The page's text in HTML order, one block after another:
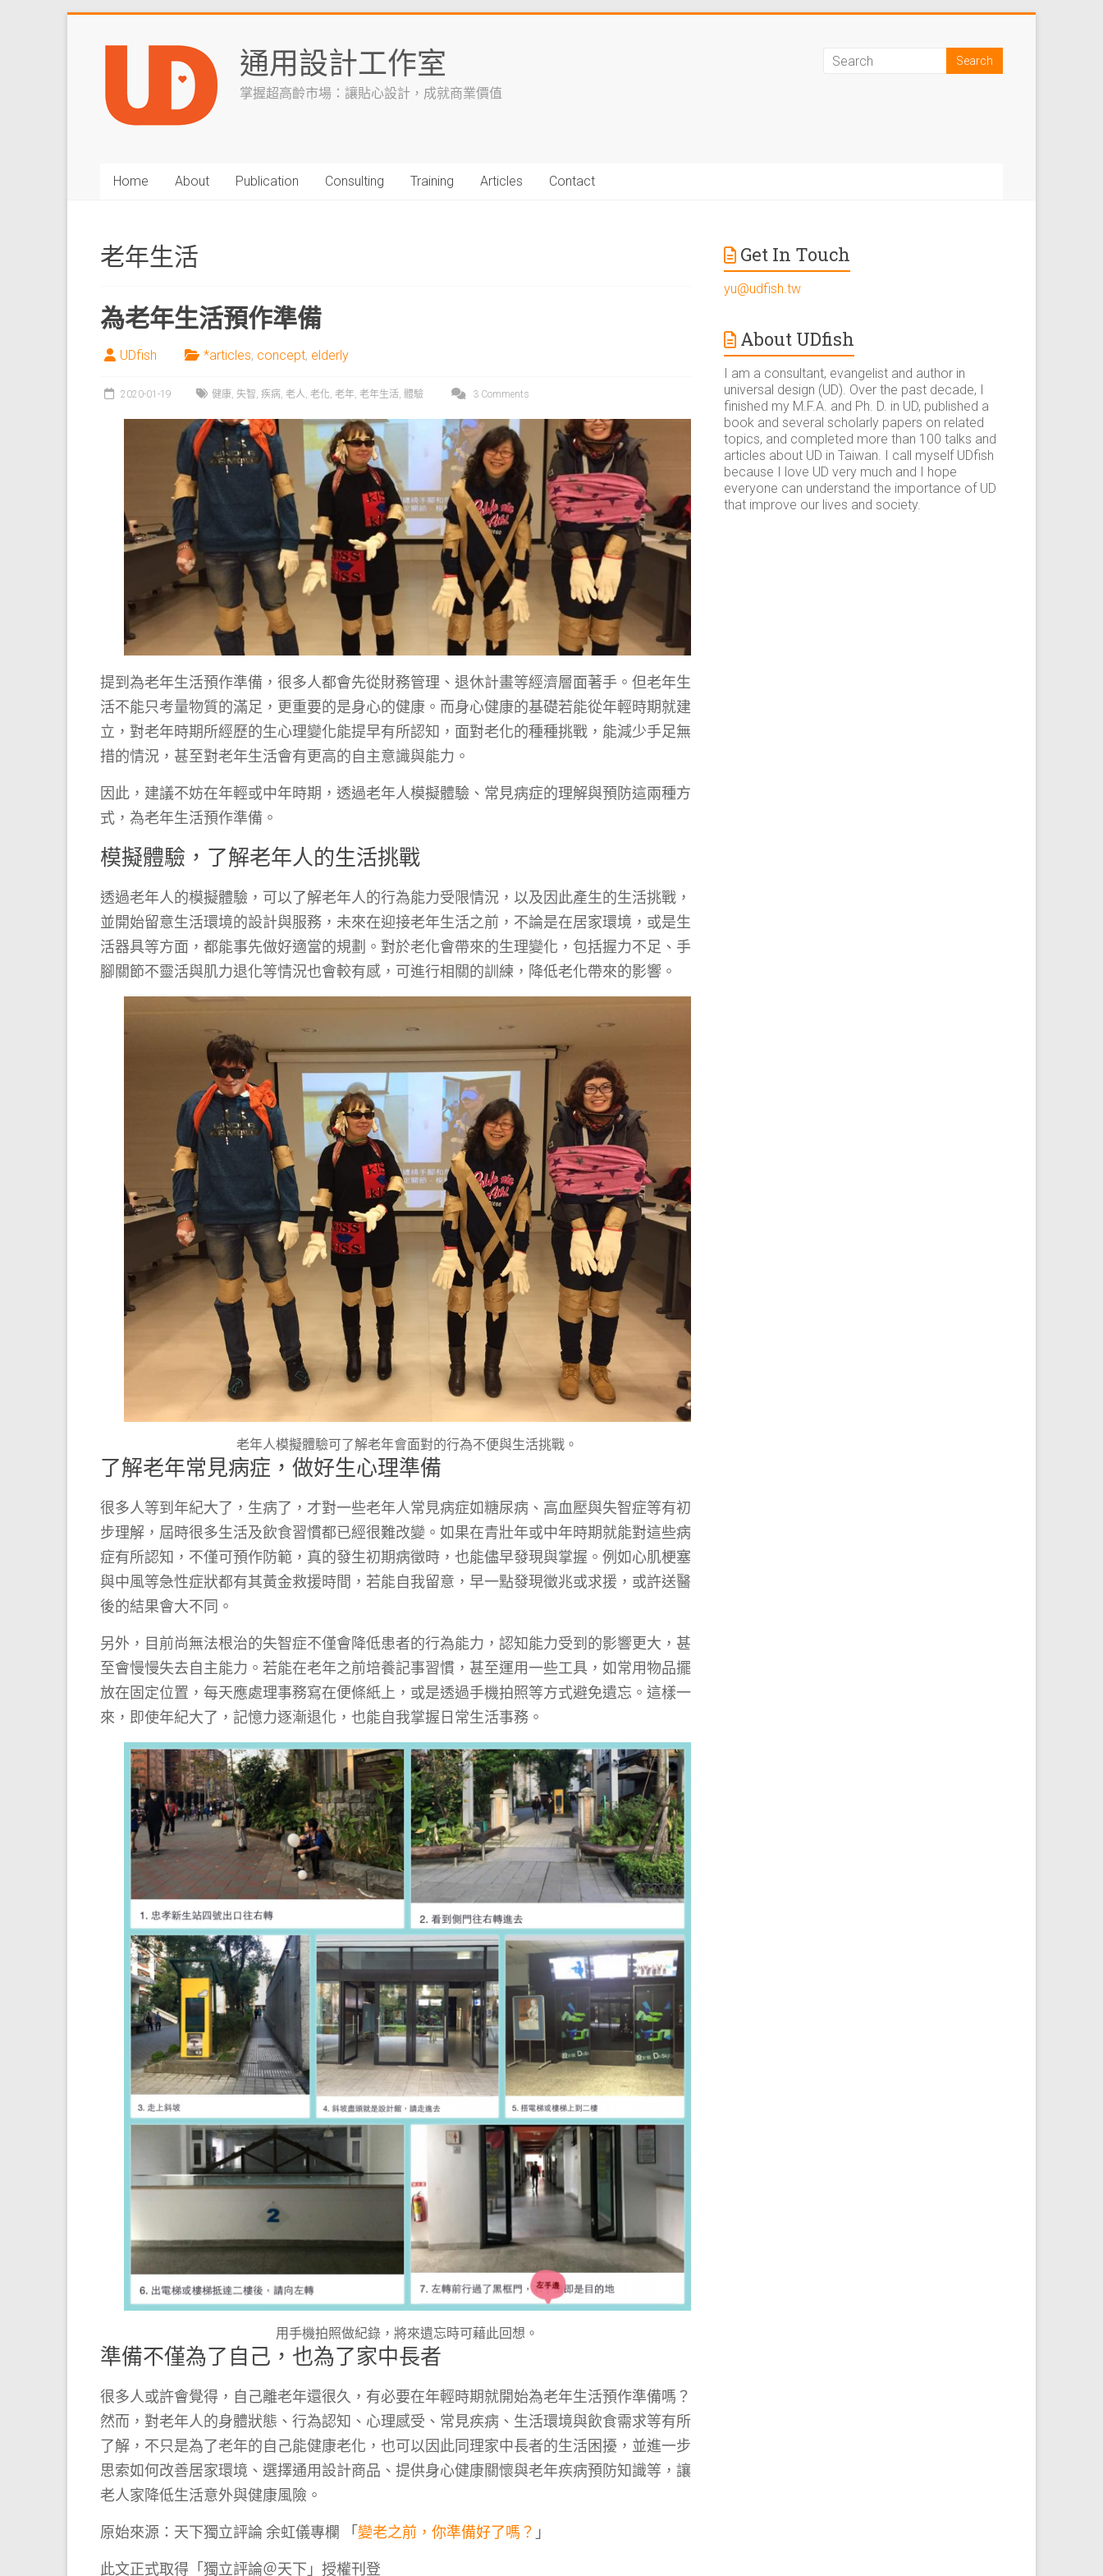
通用設計工作室
掌握超高齡市場：讓貼心設計，成就商業價值
Home About Publication Consulting Training Articles Contact
老年生活
為老年生活預作準備
UDfish *articles, concept, elderly
2020-01-19 健康, 失智, 疾病, 老人, 老化, 老年, 老年生活, 體驗 3 Comments
提到為老年生活預作準備，很多人都會先從財務管理、退休計畫等經濟層面著手。但老年生
活不能只考量物質的滿足，更重要的是身心的健康。而身心健康的基礎若能從年輕時期就建
立，對老年時期所經歷的生心理變化能提早有所認知，面對老化的種種挑戰，能減少手足無
措的情況，甚至對老年生活會有更高的自主意識與能力。
因此，建議不妨在年輕或中年時期，透過老年人模擬體驗、常見病症的理解與預防這兩種方
式，為老年生活預作準備。
模擬體驗，了解老年人的生活挑戰
透過老年人的模擬體驗，可以了解老年人的行為能力受限情況，以及因此產生的生活挑戰，
並開始留意生活環境的設計與服務，未來在迎接老年生活之前，不論是在居家環境，或是生
活器具等方面，都能事先做好適當的規劃。對於老化會帶來的生理變化，包括握力不足、手
腳關節不靈活與肌力退化等情況也會較有感，可進行相關的訓練，降低老化帶來的影響。
老年人模擬體驗可了解老年會面對的行為不便與生活挑戰。
了解老年常見病症，做好生心理準備
很多人等到年紀大了，生病了，才對一些老年人常見病症如糖尿病、高血壓與失智症等有初
步理解，屆時很多生活及飲食習慣都已經很難改變。如果在青壯年或中年時期就能對這些病
症有所認知，不僅可預作防範，真的發生初期病徵時，也能儘早發現與掌握。例如心肌梗塞
與中風等急性症狀都有其黃金救援時間，若能自我留意，早一點發現徵兆或求援，或許送醫
後的結果會大不同。
另外，目前尚無法根治的失智症不僅會降低患者的行為能力，認知能力受到的影響更大，甚
至會慢慢失去自主能力。若能在老年之前培養記事習慣，甚至運用一些工具，如常用物品擺
放在固定位置，每天應處理事務寫在便條紙上，或是透過手機拍照等方式避免遺忘。這樣一
來，即使年紀大了，記憶力逐漸退化，也能自我掌握日常生活事務。
用手機拍照做紀錄，將來遺忘時可藉此回想。
準備不僅為了自己，也為了家中長者
很多人或許會覺得，自己離老年還很久，有必要在年輕時期就開始為老年生活預作準備嗎？
然而，對老年人的身體狀態、行為認知、心理感受、常見疾病、生活環境與飲食需求等有所
了解，不只是為了老年的自己能健康老化，也可以因此同理家中長者的生活困擾，並進一步
思索如何改善居家環境、選擇通用設計商品、提供身心健康關懷與老年疾病預防知識等，讓
老人家降低生活意外與健康風險。
原始來源：天下獨立評論 余虹儀專欄 「變老之前，你準備好了嗎？ 」
此文正式取得「獨立評論＠天下」授權刊登
Get In Touch
yu@udfish.tw
About UDfish
I am a consultant, evangelist and author in
universal design (UD). Over the past decade, I
finished my M.F.A. and Ph. D. in UD, published a
book and several scholarly papers on related
topics, and completed more than 100 talks and
articles about UD in Taiwan. I call myself UDfish
because I love UD very much and I hope
everyone can understand the importance of UD
that improve our lives and society.